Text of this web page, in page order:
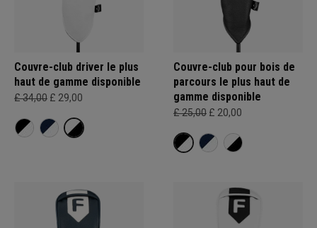
Couvre-club driver le plus
haut de gamme disponible
£ 34,00 £ 29,00
Couvre-club pour bois de
parcours le plus haut de
gamme disponible
£ 25,00 £ 20,00